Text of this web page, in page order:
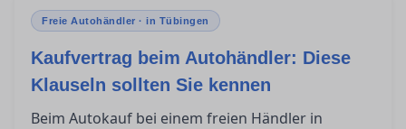
Freie Autohändler · in Tübingen
Kaufvertrag beim Autohändler: Diese
Klauseln sollten Sie kennen
Beim Autokauf bei einem freien Händler in